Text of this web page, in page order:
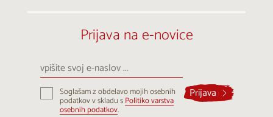
Prijava na e-novice
vpišite
svoj
e-
naslovSoglašam z obdelavo mojih osebnih
podatkov v skladu sPolitiko varstva
osebnih podatkov.
Prijava